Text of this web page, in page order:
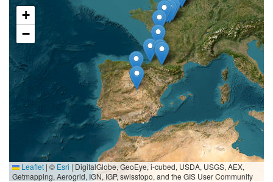
+
−
Leaflet | © Esri | DigitalGlobe, GeoEye, i-cubed, USDA, USGS, AEX,
Getmapping, Aerogrid, IGN, IGP, swisstopo, and the GIS User Community